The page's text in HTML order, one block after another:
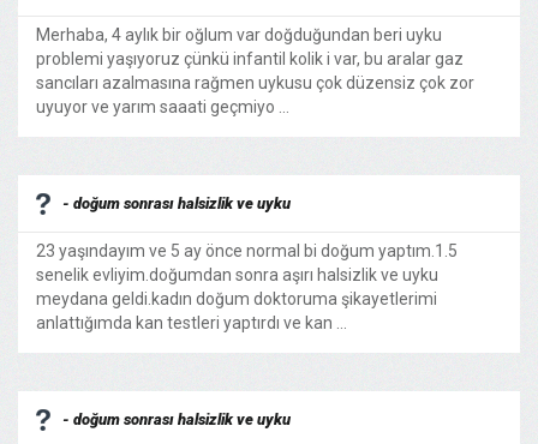
Merhaba, 4 aylık bir oğlum var doğduğundan beri uyku
problemi yaşıyoruz çünkü infantil kolik i var, bu aralar gaz
sancıları azalmasına rağmen uykusu çok düzensiz çok zor
uyuyor ve yarım saaati geçmiyo ...
- doğum sonrası halsizlik ve uyku
23 yaşındayım ve 5 ay önce normal bi doğum yaptım.1.5
senelik evliyim.doğumdan sonra aşırı halsizlik ve uyku
meydana geldi.kadın doğum doktoruma şikayetlerimi
anlattığımda kan testleri yaptırdı ve kan ...
- doğum sonrası halsizlik ve uyku